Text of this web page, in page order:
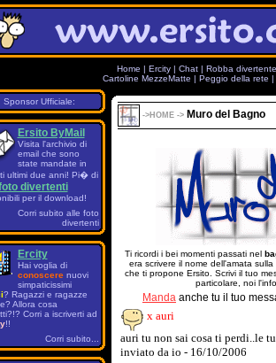
Home | Ercity | Chat | Robba
Cartoline MezzeMatte | Peggio della rete |
Sponsor Ufficiale:
Ersito ByMail
Visita l'archivio di
email che sono
state mandate in
ultimi due anni! Pi� di
divertenti
per il download!
Corri subito alle foto
divertenti
Ercity
Hai voglia di
conoscerenuovi
simpaticissimi
? Ragazzi e ragazze
Allora cosa
Corri a iscriverti ad
!!
Corri subito...
-> HOME -> Muro del Bagno
Ti ricordi i bei momenti passati nel
era scrivere il nome dell'amata sulla
che ti propone Ersito. Scrivi il tuo
particolare, noi
Manda anche tu il tuo
x auri
auri tu non sai cosa ti perdi..le
inviato da io - 16/10/2006